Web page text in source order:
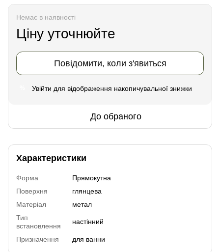
Немає в наявності
Ціну уточнюйте
Повідомити, коли з'явиться
Увійти для відображення накопичувальної знижки
До обраного
Характеристики
Форма
Прямокутна
Поверхня
глянцева
Матеріал
метал
Тип
встановлення
настінний
Призначення для ванни